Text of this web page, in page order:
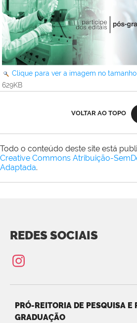
Clique para ver a imagem no
629KB
VOLTAR AO TOPO
Todo o conteúdo deste site está
Creative Commons Atribuição-
Adaptada.
REDES SOCIAIS
PRÓ-REITORIA DE PESQUISA E
GRADUAÇÃO